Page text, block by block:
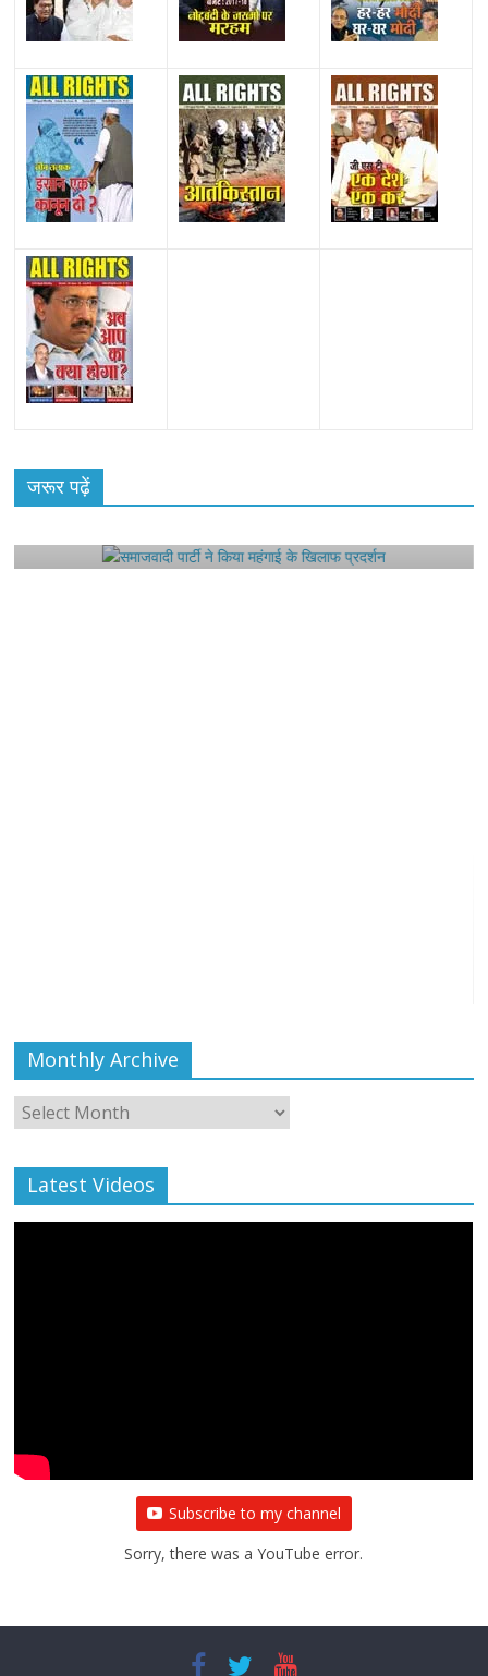
जरूर पढ़ें
राजनीतिक
समाजवादी पार्टी ने किया महंगाई के खिलाफ प्रदर्शन
Monthly Archive
Monthly
Archive
Latest Videos
Subscribe to my channel
Sorry, there was a YouTube error.